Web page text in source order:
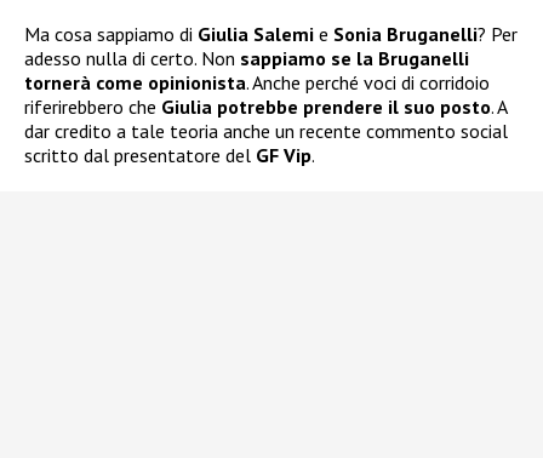
Ma cosa sappiamo di Giulia Salemi e Sonia Bruganelli? Per
adesso nulla di certo. Non sappiamo se la Bruganelli
tornerà come opinionista. Anche perché voci di corridoio
riferirebbero che Giulia potrebbe prendere il suo posto. A
dar credito a tale teoria anche un recente commento social
scritto dal presentatore del GF Vip.